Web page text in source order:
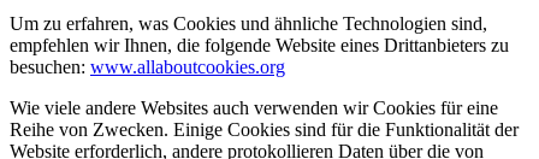
Um zu erfahren, was Cookies und ähnliche Technologien sind,
empfehlen wir Ihnen, die folgende Website eines Drittanbieters zu
besuchen: www.allaboutcookies.org
Wie viele andere Websites auch verwenden wir Cookies für eine
Reihe von Zwecken. Einige Cookies sind für die Funktionalität der
Website erforderlich, andere protokollieren Daten über die von